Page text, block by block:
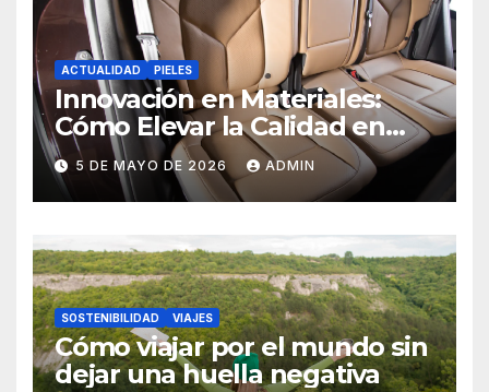
ACTUALIDAD PIELES
Innovación en Materiales:
Cómo Elevar la Calidad en
Accesorios y Ambientes de
Exterior
5 DE MAYO DE 2026 ADMIN
SOSTENIBILIDAD VIAJES
Cómo viajar por el mundo sin
dejar una huella negativa